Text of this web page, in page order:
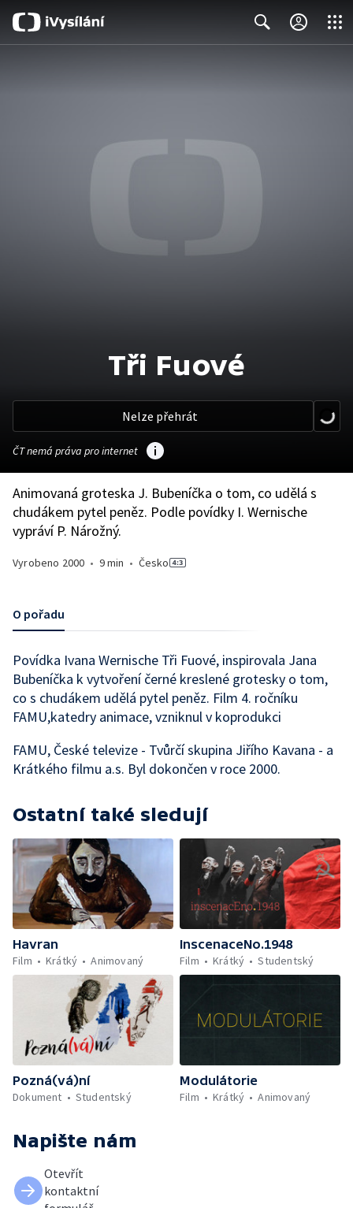
Tři Fuové
Nelze přehrát
ČT nemá práva pro internet
Animovaná groteska J. Bubeníčka o tom, co udělá s
chudákem pytel peněz. Podle povídky I. Wernische
vypráví P. Nárožný.
Vyrobeno 2000 • 9 min • Česko
O pořadu
Povídka Ivana Wernische Tři Fuové, inspirovala Jana
Bubeníčka k vytvoření černé kreslené grotesky o tom,
co s chudákem udělá pytel peněz. Film 4. ročníku
FAMU,katedry animace, vzniknul v koprodukci
FAMU, České televize - Tvůrčí skupina Jiřího Kavana - a
Krátkého filmu a.s. Byl dokončen v roce 2000.
Ostatní také sledují
Havran
Film
Krátký Animovaný
InscenaceNo.1948
Film
Krátký Studentský
Pozná(vá)ní
Dokument
Studentský
Modulátorie
Film
Krátký Animovaný
Napište nám
Otevřít
kontaktní